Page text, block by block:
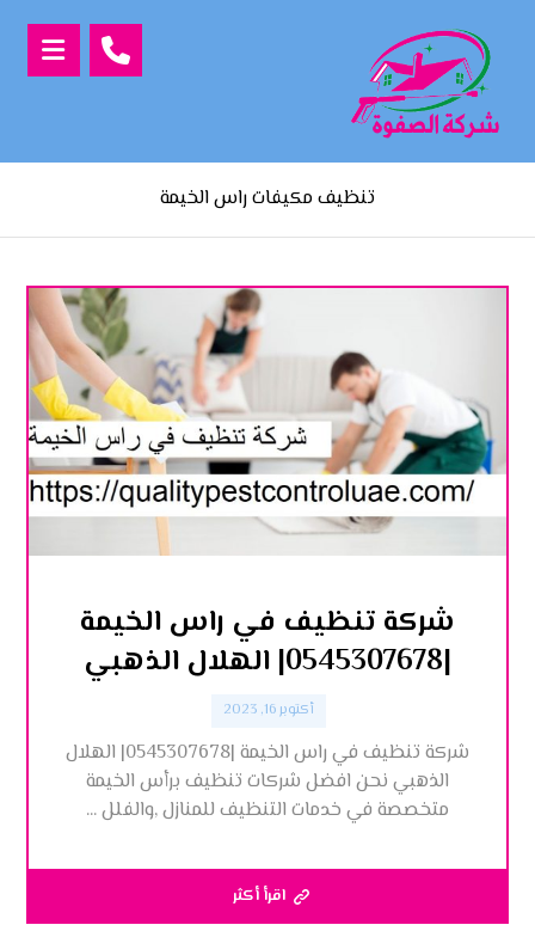
تنظيف مكيفات راس الخيمة
شركة تنظيف في راس الخيمة
|0545307678| الهلال الذهبي
أكتوبر 16, 2023
شركة تنظيف في راس الخيمة |0545307678| الهلال
الذهبي نحن افضل شركات تنظيف برأس الخيمة
متخصصة في خدمات التنظيف للمنازل ,والفلل ...
اقرأ أكثر